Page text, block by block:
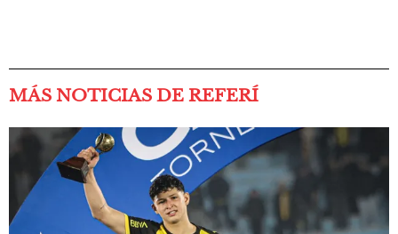
MÁS NOTICIAS DE REFERÍ